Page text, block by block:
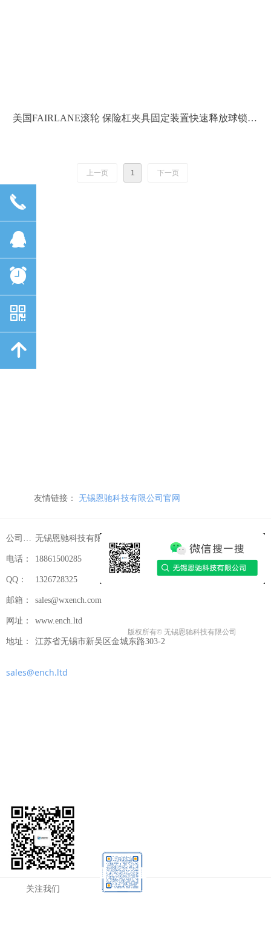
美国FAIRLANE滚轮 保险杠夹具固定装置快速释放球锁销
上一页 1 下一页
版权所有© 无锡恩驰科技有限公司
公司名称： 无锡恩驰科技有限公司
电话： 18861500285
QQ： 1326728325
邮箱： sales@wxench.com
网址： www.ench.ltd
地址： 江苏省无锡市新吴区金城东路303-2
友情链接： 无锡恩驰科技有限公司官网
关注我们
sales@ench.ltd
끅
뀩
뀥
낃
녕